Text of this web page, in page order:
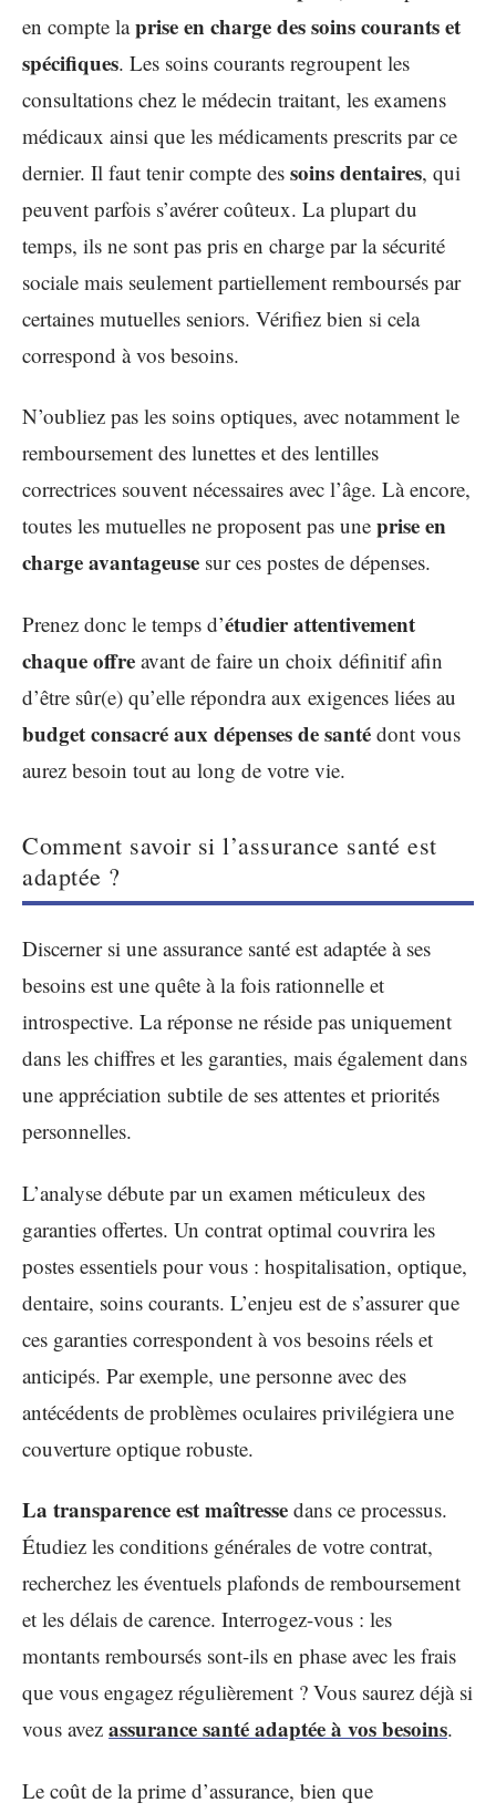
en compte laprise en charge des soins courants et
spécifiques. Les soins courants regroupent les
consultations chez le médecin traitant, les examens
médicaux ainsi que les médicaments prescrits par ce
dernier. Il faut tenir compte des soins dentaires, qui
peuvent parfois s’avérer coûteux. La plupart du
temps, ils ne sont pas pris en charge par la sécurité
sociale mais seulement partiellement remboursés par
certaines mutuelles seniors. Vérifiez bien si cela
correspond à vos besoins.
N’oubliez pas les soins optiques, avec notamment le
remboursement des lunettes et des lentilles
correctrices souvent nécessaires avec l’âge. Là encore,
toutes les mutuelles ne proposent pas une prise en
charge avantageuse sur ces postes de dépenses.
Prenez donc le temps d’étudier attentivement
chaque offre avant de faire un choix définitif afin
d’être sûr(e) qu’elle répondra aux exigences liées au
budget consacré aux dépenses de santé dont vous
aurez besoin tout au long de votre vie.
Comment savoir si l’assurance santé est
adaptée ?
Discerner si une assurance santé est adaptée à ses
besoins est une quête à la fois rationnelle et
introspective. La réponse ne réside pas uniquement
dans les chiffres et les garanties, mais également dans
une appréciation subtile de ses attentes et priorités
personnelles.
L’analyse débute par un examen méticuleux des
garanties offertes. Un contrat optimal couvrira les
postes essentiels pour vous : hospitalisation, optique,
dentaire, soins courants. L’enjeu est de s’assurer que
ces garanties correspondent à vos besoins réels et
anticipés. Par exemple, une personne avec des
antécédents de problèmes oculaires privilégiera une
couverture optique robuste.
La transparence est maîtresse dans ce processus.
Étudiez les conditions générales de votre contrat,
recherchez les éventuels plafonds de remboursement
et les délais de carence. Interrogez-vous : les
montants remboursés sont-ils en phase avec les frais
que vous engagez régulièrement ? Vous saurez déjà si
vous avez assurance santé adaptée à vos besoins.
Le coût de la prime d’assurance, bien que